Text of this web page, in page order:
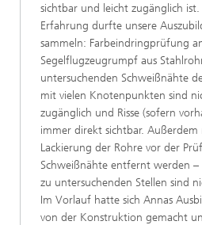
sichtbar und leicht zugänglich ist.
Erfahrung durfte unsere
sammeln: Farbeindringprüfung
Segelflugzeugrumpf aus
untersuchenden Schweißnähte
mit vielen Knotenpunkten sind
zugänglich und Risse (sofern
immer direkt sichtbar. Außerdem
Lackierung der Rohre vor der
Schweißnähte entfernt werden –
zu untersuchenden Stellen sind
Im Vorlauf hatte sich Annas
von der Konstruktion gemacht